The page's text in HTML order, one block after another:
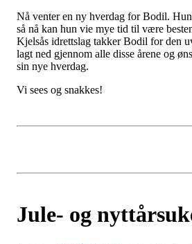
Nå venter en ny hverdag for Bodil.
så nå kan hun vie mye tid til være
Kjelsås idrettslag takker Bodil for den
lagt ned gjennom alle disse årene og
sin nye hverdag.
Vi sees og snakkes!
Jule- og